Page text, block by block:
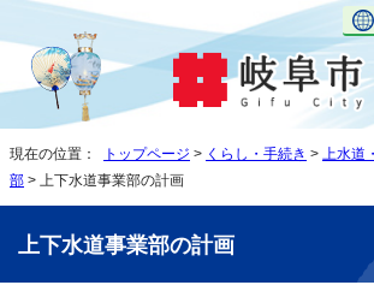
現在の位置： トップページ > くらし・手続き > 上水道
部 > 上下水道事業部の計画
上下水道事業部の計画